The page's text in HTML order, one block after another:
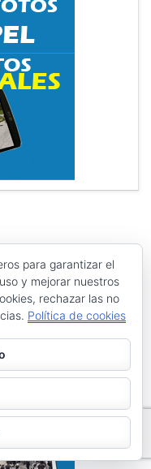
para garantizar el
y mejorar nuestros
rechazar las no
Política de cookies